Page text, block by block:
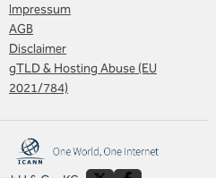
Impressum
AGB
Disclaimer
gTLD & Hosting Abuse (EU
2021/784)